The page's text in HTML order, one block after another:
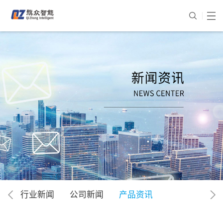
行业新闻 公司新闻 产品资讯